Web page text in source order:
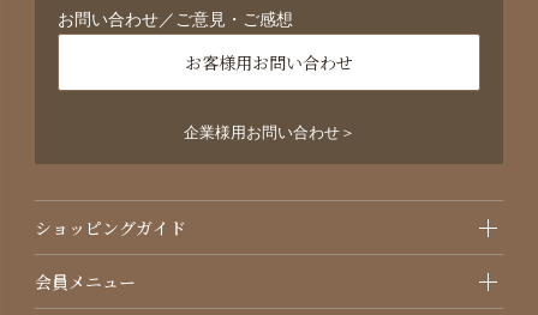
お問い合わせ／ご意見・ご感想
お客様用お問い合わせ
企業様用お問い合わせ＞
ショッピングガイド
会員メニュー